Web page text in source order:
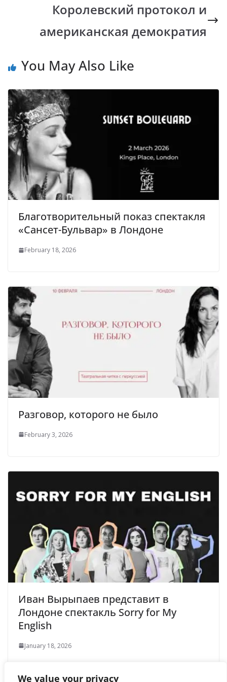
We value your privacy
Королевский протокол и
американская демократия
You May Also Like
Благотворительный показ спектакля
«Сансет-Бульвар» в Лондоне
February 18, 2026
Разговор, которого не было
February 3, 2026
Иван Вырыпаев представит в
Лондоне спектакль Sorry for My
English
January 18, 2026